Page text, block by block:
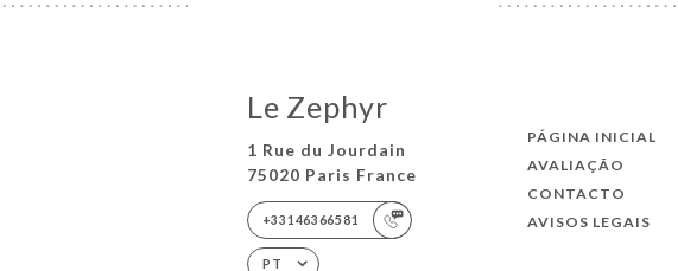
Le Zephyr
1 Rue du Jourdain
75020 Paris France
+33146366581
PT
PÁGINA INICIAL
AVALIAÇÃO
CONTACTO
AVISOS LEGAIS